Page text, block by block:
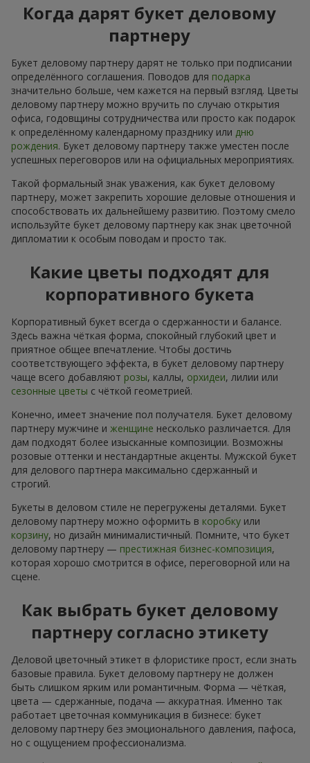
Когда дарят букет деловому
партнеру
Букет деловому партнеру дарят не только при подписании
определённого соглашения. Поводов для подарка
значительно больше, чем кажется на первый взгляд. Цветы
деловому партнеру можно вручить по случаю открытия
офиса, годовщины сотрудничества или просто как подарок
к определённому календарному празднику или дню
рождения. Букет деловому партнеру также уместен после
успешных переговоров или на официальных мероприятиях.
Такой формальный знак уважения, как букет деловому
партнеру, может закрепить хорошие деловые отношения и
способствовать их дальнейшему развитию. Поэтому смело
используйте букет деловому партнеру как знак цветочной
дипломатии к особым поводам и просто так.
Какие цветы подходят для
корпоративного букета
Корпоративный букет всегда о сдержанности и балансе.
Здесь важна чёткая форма, спокойный глубокий цвет и
приятное общее впечатление. Чтобы достичь
соответствующего эффекта, в букет деловому партнеру
чаще всего добавляют розы, каллы, орхидеи, лилии или
сезонные цветы с чёткой геометрией.
Конечно, имеет значение пол получателя. Букет деловому
партнеру мужчине и женщине несколько различается. Для
дам подходят более изысканные композиции. Возможны
розовые оттенки и нестандартные акценты. Мужской букет
для делового партнера максимально сдержанный и
строгий.
Букеты в деловом стиле не перегружены деталями. Букет
деловому партнеру можно оформить в коробку или
корзину, но дизайн минималистичный. Помните, что букет
деловому партнеру — престижная бизнес-композиция,
которая хорошо смотрится в офисе, переговорной или на
сцене.
Как выбрать букет деловому
партнеру согласно этикету
Деловой цветочный этикет в флористике прост, если знать
базовые правила. Букет деловому партнеру не должен
быть слишком ярким или романтичным. Форма — чёткая,
цвета — сдержанные, подача — аккуратная. Именно так
работает цветочная коммуникация в бизнесе: букет
деловому партнеру без эмоционального давления, пафоса,
но с ощущением профессионализма.